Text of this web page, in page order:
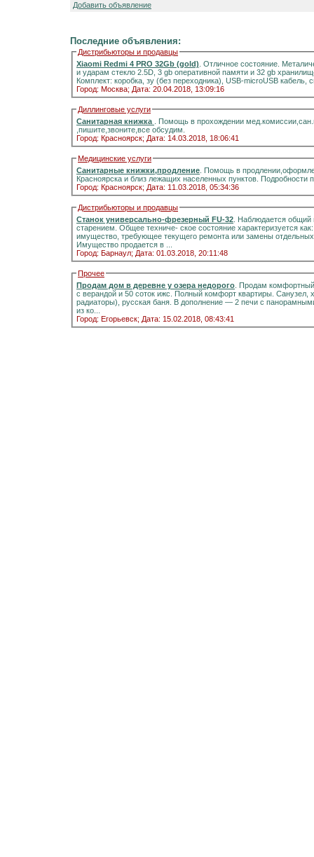
Добавить объявление
Последние объявления:
Дистрибьюторы и продавцы
Xiaomi Redmi 4 PRO 32Gb (gold) . Отличное состояние.
и ударам стекло 2.5D, 3 gb оперативной памяти и 32 gb
Комплект: коробка, зу (без переходника), USB-microUSB
Город: Москва; Дата: 20.04.2018, 13:09:16
Диллинговые услуги
Санитарная книжка
. Помощь в прохождении
,пишите,звоните,все обсудим.
Город: Красноярск; Дата: 14.03.2018, 18:06:41
Медицинские услуги
Санитарные книжки,продление . Помощь в
Красноярска и близ лежащих населенных пунктов.
Город: Красноярск; Дата: 11.03.2018, 05:34:36
Дистрибьюторы и продавцы
Станок универсально-фрезерный FU-32 . Наблюдается
старением. Общее техниче- ское состояние характеризуется
имущество, требующее текущего ремонта или замены
Имущество продается в ...
Город: Барнаул; Дата: 01.03.2018, 20:11:48
Прочее
Продам дом в деревне у озера недорого . Продам комфортный
с верандой и 50 соток ижс. Полный комфорт квартиры. Санузел, холодная и горячая вода,
радиаторы), русская баня. В дополнение — 2 печи с панорамными стёклами.Информация на портале домиклайт.Вода
из ко...
Город: Егорьевск; Дата: 15.02.2018, 08:43:41